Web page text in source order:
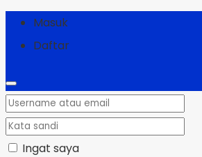
Masuk
Daftar
Ingat saya